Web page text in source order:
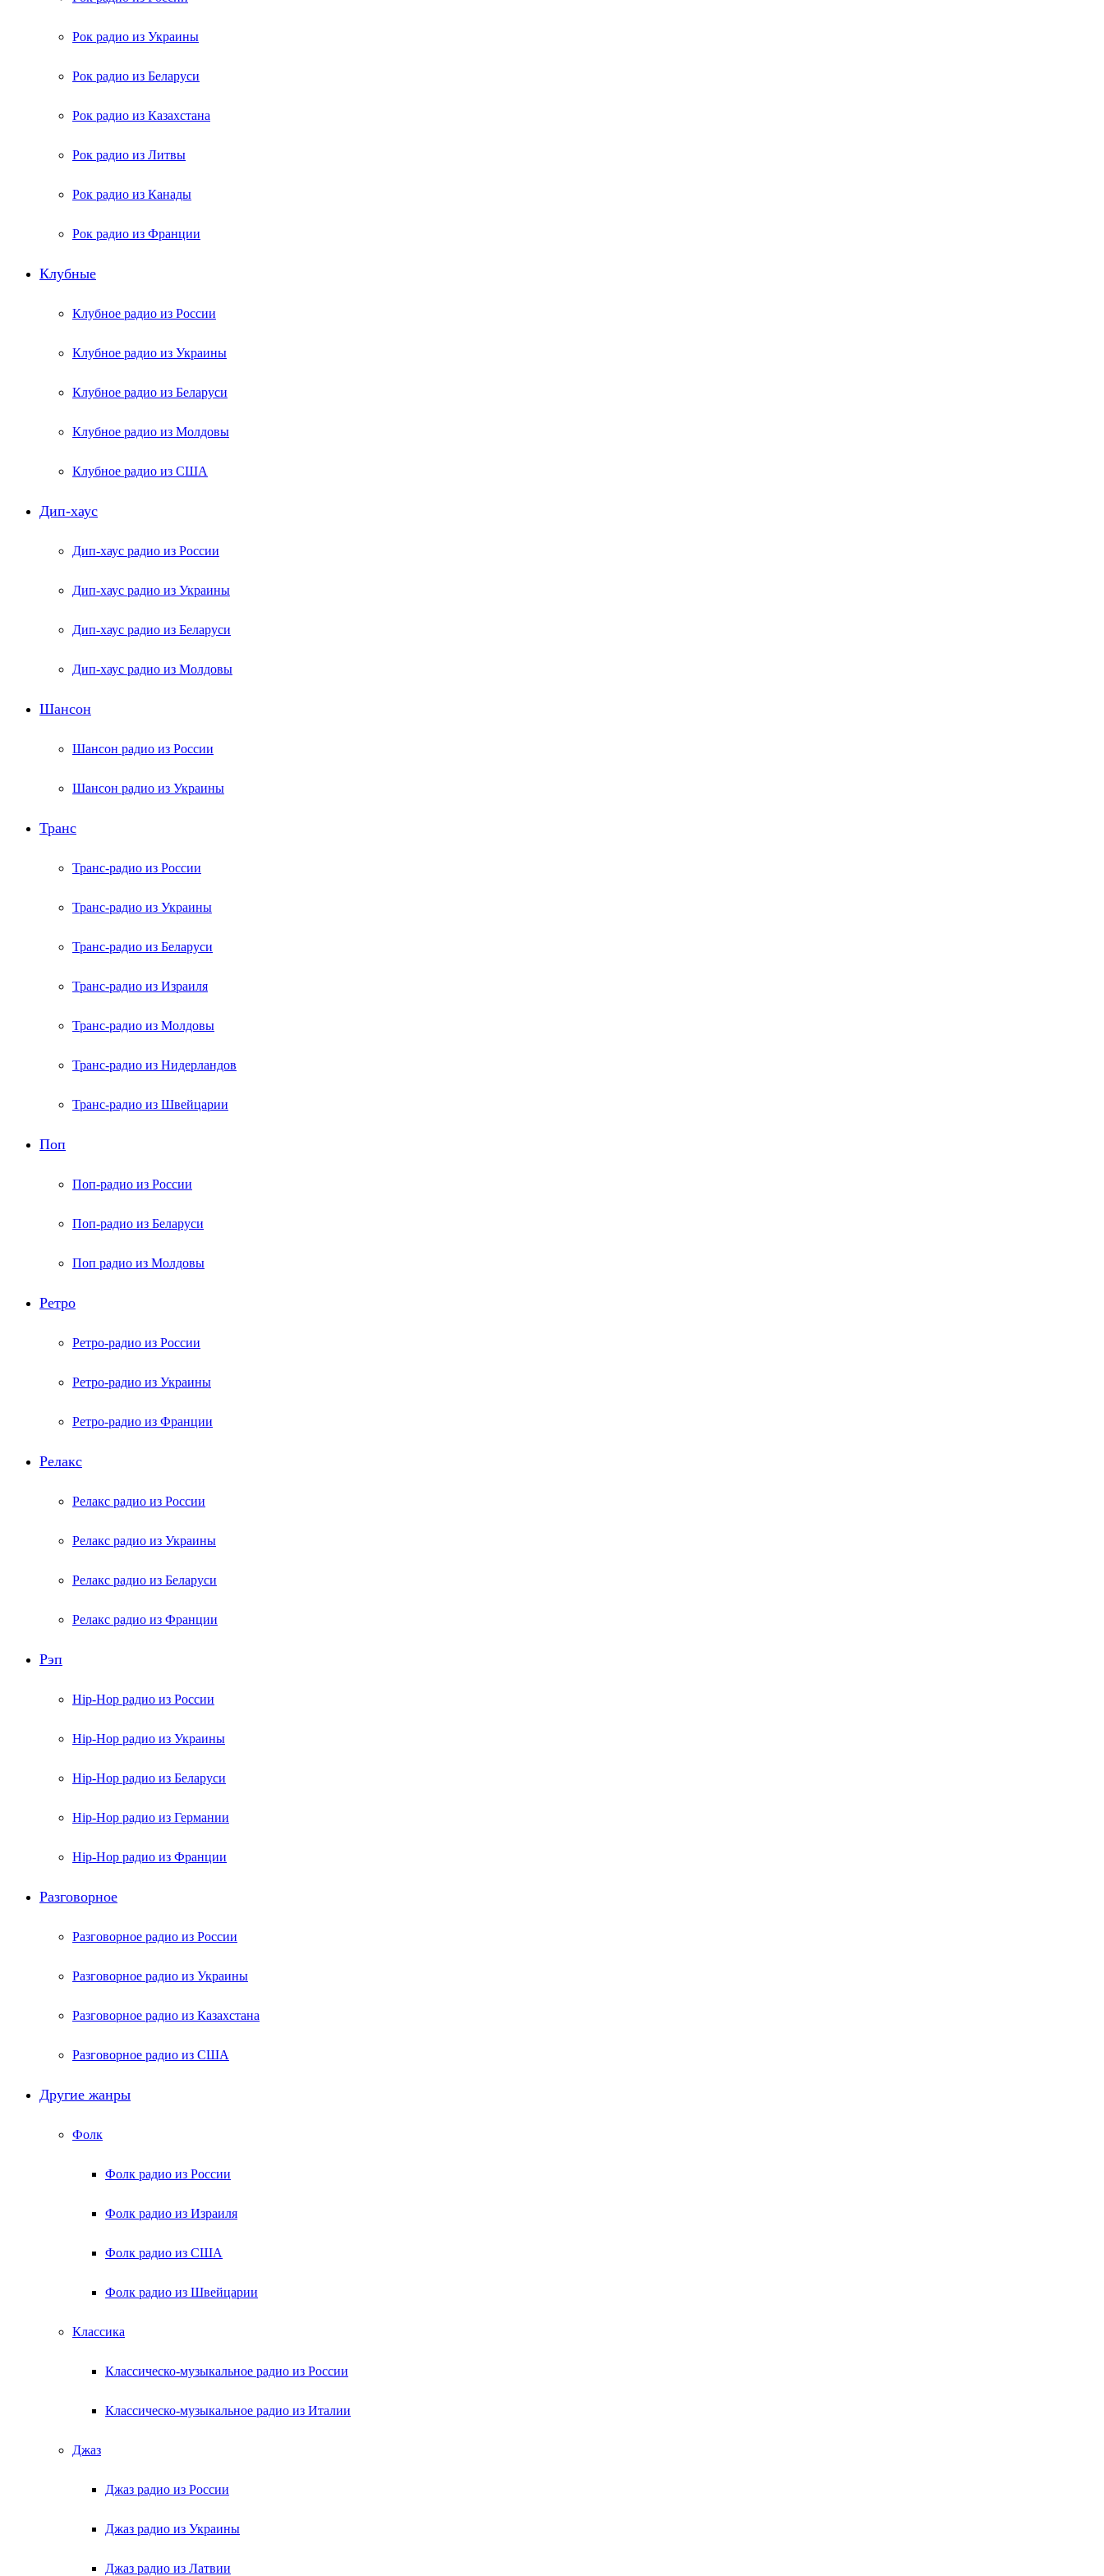
Рок радио из Украины
Рок радио из Беларуси
Рок радио из Казахстана
Рок радио из Литвы
Рок радио из Канады
Рок радио из Франции
Клубные
Клубное радио из России
Клубное радио из Украины
Клубное радио из Беларуси
Клубное радио из Молдовы
Клубное радио из США
Дип-хаус
Дип-хаус радио из России
Дип-хаус радио из Украины
Дип-хаус радио из Беларуси
Дип-хаус радио из Молдовы
Шансон
Шансон радио из России
Шансон радио из Украины
Транс
Транс-радио из России
Транс-радио из Украины
Транс-радио из Беларуси
Транс-радио из Израиля
Транс-радио из Молдовы
Транс-радио из Нидерландов
Транс-радио из Швейцарии
Поп
Поп-радио из России
Поп-радио из Беларуси
Поп радио из Молдовы
Ретро
Ретро-радио из России
Ретро-радио из Украины
Ретро-радио из Франции
Релакс
Релакс радио из России
Релакс радио из Украины
Релакс радио из Беларуси
Релакс радио из Франции
Рэп
Hip-Hop радио из России
Hip-Hop радио из Украины
Hip-Hop радио из Беларуси
Hip-Hop радио из Германии
Hip-Hop радио из Франции
Разговорное
Разговорное радио из России
Разговорное радио из Украины
Разговорное радио из Казахстана
Разговорное радио из США
Другие жанры
Фолк
Фолк радио из России
Фолк радио из Израиля
Фолк радио из США
Фолк радио из Швейцарии
Классика
Классическо-музыкальное радио из России
Классическо-музыкальное радио из Италии
Джаз
Джаз радио из России
Джаз радио из Украины
Джаз радио из Латвии